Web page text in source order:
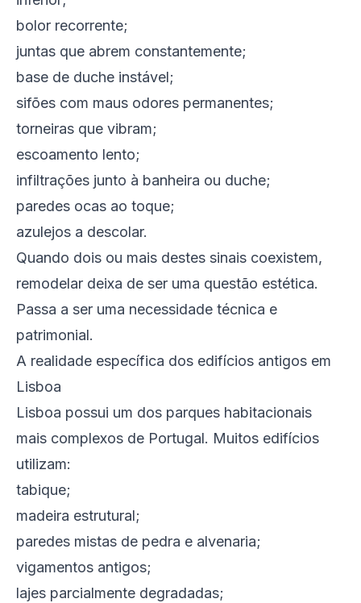
bolor recorrente;
juntas que abrem constantemente;
base de duche instável;
sifões com maus odores permanentes;
torneiras que vibram;
escoamento lento;
infiltrações junto à banheira ou duche;
paredes ocas ao toque;
azulejos a descolar.
Quando dois ou mais destes sinais coexistem,
remodelar deixa de ser uma questão estética.
Passa a ser uma necessidade técnica e
patrimonial.
A realidade específica dos edifícios antigos em
Lisboa
Lisboa possui um dos parques habitacionais
mais complexos de Portugal. Muitos edifícios
utilizam:
tabique;
madeira estrutural;
paredes mistas de pedra e alvenaria;
vigamentos antigos;
lajes parcialmente degradadas;